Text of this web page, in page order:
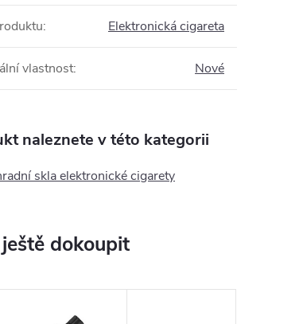
: Elektronická cigareta
vlastnost: Nové
naleznete v této kategorii
skla elektronické cigarety
dokoupit